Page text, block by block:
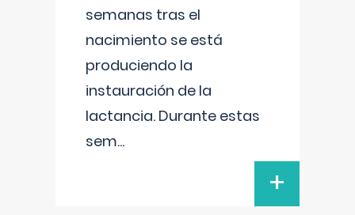
semanas tras el
nacimiento se está
produciendo la
instauración de la
lactancia. Durante estas
sem...
+